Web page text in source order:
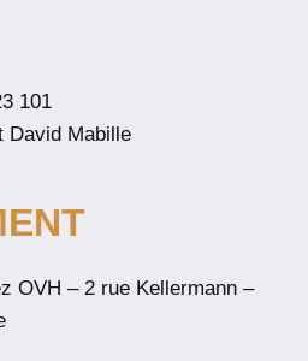
101
David Mabille
OVH – 2 rue Kellermann –